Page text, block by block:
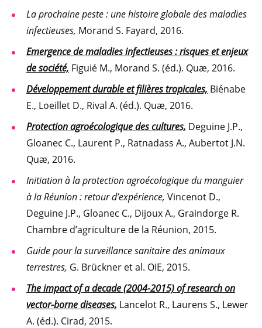
La prochaine peste : unehistoire globale des maladies
infectieuses, Morand S. Fayard, 2016.
Emergence de maladies infectieuses : risques et enjeux
de société, Figuié M., Morand S. (éd.). Quæ, 2016.
Développement durable et filières tropicales, Biénabe
E., Loeillet D., Rival A. (éd.). Quæ, 2016.
Protection agroécologique des cultures, Deguine J.P.,
Gloanec C., Laurent P., Ratnadass A., Aubertot J.N.
Quæ, 2016.
Initiation à la protection agroécologique du manguier
à la Réunion : retour d’expérience, Vincenot D.,
Deguine J.P., Gloanec C., Dijoux A., Graindorge R.
Chambre d’agriculture de la Réunion, 2015.
Guide pour la surveillance sanitaire des animaux
terrestres, G. Brückner et al. OIE, 2015.
The impact of a decade (2004-2015) of research on
vector-borne diseases, Lancelot R., Laurens S., Lewer
A. (éd.). Cirad, 2015.